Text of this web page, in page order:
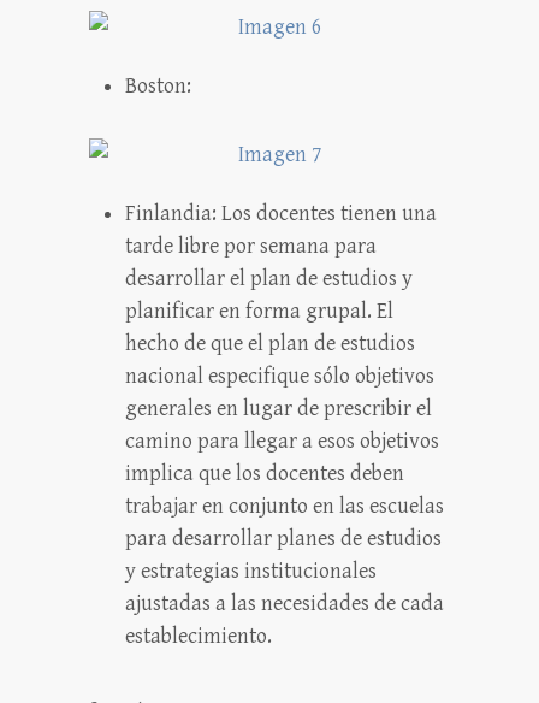
Boston:
Finlandia: Los docentes tienen una
tarde libre por semana para
desarrollar el plan de estudios y
planificar en forma grupal. El
hecho de que el plan de estudios
nacional especifique sólo objetivos
generales en lugar de prescribir el
camino para llegar a esos objetivos
implica que los docentes deben
trabajar en conjunto en las escuelas
para desarrollar planes de estudios
y estrategias institucionales
ajustadas a las necesidades de cada
establecimiento.